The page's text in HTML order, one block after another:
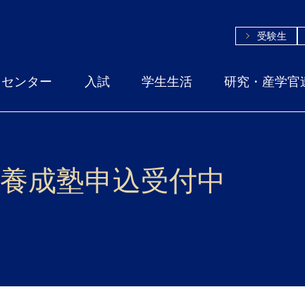
受験生
ンター 入試 学生生活 研究・産学官
成塾申込受付中